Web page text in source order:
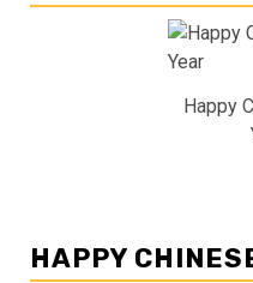
Happy
HAPPY